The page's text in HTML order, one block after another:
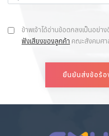
ข้าพเจ้าได้อ่านข้อตกลงเป็นอย่า
ฟังเสียงของลูกค้า คณะสังคมศา
ยืนยันส่งข้อร้อ